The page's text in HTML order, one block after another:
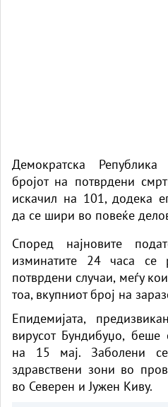
Демократска
бројот на потврдени
искачил на 101, додека
да се шири во повеќе
Според најновите
изминатите 24 часа се
потврдени случаи, меѓу
тоа, вкупниот број на
Епидемијата,
вирусот Бундибуџо, беше
на 15 мај. Заболени
здравствени зони во
во Северен и Јужен Киву.